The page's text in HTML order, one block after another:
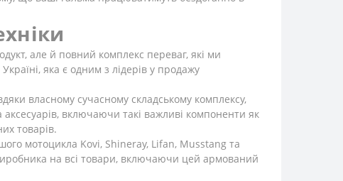
але й повний комплекс переваг, які ми
яка є одним з лідерів у продажу
власному сучасному складському комплексу,
включаючи такі важливі компоненти як
товарів.
мотоцикла Kovi, Shineray, Lifan, Musstang та
на всі товари, включаючи цей армований